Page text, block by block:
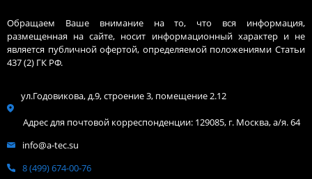
Обращаем Ваше внимание на то, что вся информация,
размещенная на сайте, носит информационный характер и не
является публичной офертой, определяемой положениями Статьи
437 (2) ГК РФ.
ул.Годовикова, д.9, строение 3, помещение 2.12
Адрес для почтовой корреспонденции: 129085, г. Москва, а/я. 64
info@a-tec.su
8 (499) 674-00-76